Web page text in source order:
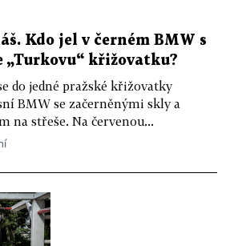
Kdo jel v černém BMW s
„Turkovu“ křižovatku?
do jedné pražské křižovatky
BMW se začerněnými skly a
na střeše. Na červenou...